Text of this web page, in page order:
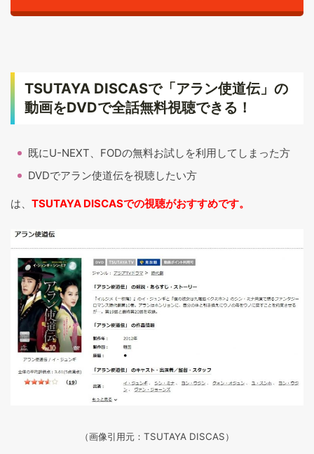
TSUTAYA DISCASで「アラン使道伝」の
動画をDVDで全話無料視聴できる！
既にU-NEXT、FODの無料お試しを利用してしまった方
DVDでアラン使道伝を視聴したい方
は、 TSUTAYA DISCASでの視聴がおすすめです。
（画像引用元：TSUTAYA DISCAS）